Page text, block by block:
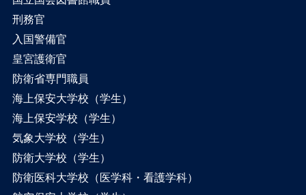
刑務官
入国警備官
皇宮護衛官
防衛省専門職員
海上保安大学校（学生）
海上保安学校（学生）
気象大学校（学生）
防衛大学校（学生）
防衛医科大学校（医学科・看護学科）